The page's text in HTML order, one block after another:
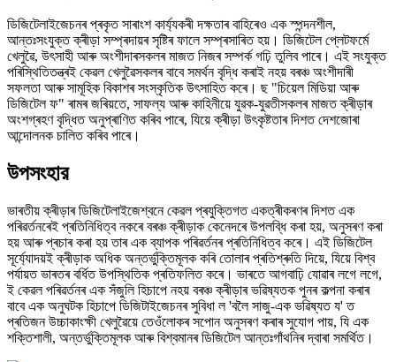
ডিজিটেলাইজেচনৰ প্ৰকৃত সাৰাংশ কাৰ্য্যকৰী দক্ষতাৰ বাহিৰেও এক স্পন্দনশীল,
আন্তঃসংযুক্ত ক্ৰীড়া সম্প্ৰদায়ৰ সৃষ্টিৰ ফালে সম্প্ৰসাৰিত হয়। ডিজিটেল প্লেটফৰ্মে
খেলুৱৈ, উৎসাহী আৰু অংশীদাৰসকলৰ মাজত নিজৰ সম্পৰ্ক গঢ়ি তুলিব পাৰে। এই সংযুক্ত
পৰিস্থিতিতন্ত্ৰই কেৱল খেলুৱৈসকলৰ বাবে সমৰ্থন বৃদ্ধি কৰাই নহয় বৰঞ্চ অংশীদাৰী
সফলতা আৰু সামূহিক বিকাশৰ সংস্কৃতিক উৎসাহিত কৰে। ছ "চিয়েল মিডিয়া আৰু
ডিজিটেল ফ" ৰামৰ জৰিয়তে, সাফল্য আৰু কাহিনীয়ে যুৱক-যুৱতীসকলৰ মাজত ক্ৰীড়াৰ
অংশগ্ৰহণ বৃদ্ধিত অনুপ্ৰাণিত কৰিব পাৰে, যিয়ে ক্ৰীড়া উৎকৃষ্টতাৰ দিশত দেশজোৰা
আন্দোলনক চালিত কৰিব পাৰে।
উপসংহার
ভাৰতীয় ক্ৰীড়াৰ ডিজিটেলাইজেশ্বনে কেৱল প্ৰযুক্তিগত একত্ৰীকৰণৰ দিশত এক
পৰিৱৰ্তনৰেই প্ৰতিনিধিত্ব নকৰে বৰঞ্চ ক্ৰীড়াক কেনেদৰে উপলব্ধি কৰা হয়, অনুসৰণ কৰা
হয় আৰু প্ৰচাৰ কৰা হয় তাৰ এক ব্যাপক পৰিৱৰ্তনৰ প্ৰতিনিধিত্ব কৰে। এই ডিজিটেল
সূৰ্য্যোদয়ই ক্ৰীড়াক অধিক অন্তৰ্ভুক্তিমূলক কৰি তোলাৰ প্ৰতিশ্ৰুতি দিয়ে, যিয়ে বিশ্ব
পৰ্যায়ত ভাৰতৰ বৰ্ধিত উপস্থিতিক প্ৰতিফলিত কৰে। ভাৰতে আগবাঢ়ি যোৱাৰ লগে লগে,
ই কেৱল পৰিৱৰ্তনৰ এক সঁজুলি হিচাপে নহয় বৰঞ্চ ক্ৰীড়াৰ ভৱিষ্যতক পুনৰ কল্পনা কৰাৰ
বাবে এক অনুঘটক হিচাপে ডিজিটাইজেচনৰ সুবিধা ল 'বলৈ সাজু-এক ভৱিষ্যত য' ত
প্ৰতিজন উচ্চাকাংক্ষী খেলুৱৈয়ে তেওঁলোকৰ সপোন অনুসৰণ কৰাৰ সুযোগ পায়, যি এক
শক্তিশালী, অন্তৰ্ভুক্তিমূলক আৰু বিশ্বমানৰ ডিজিটেল আন্তঃগাঁথনিৰ দ্বাৰা সমৰ্থিত।